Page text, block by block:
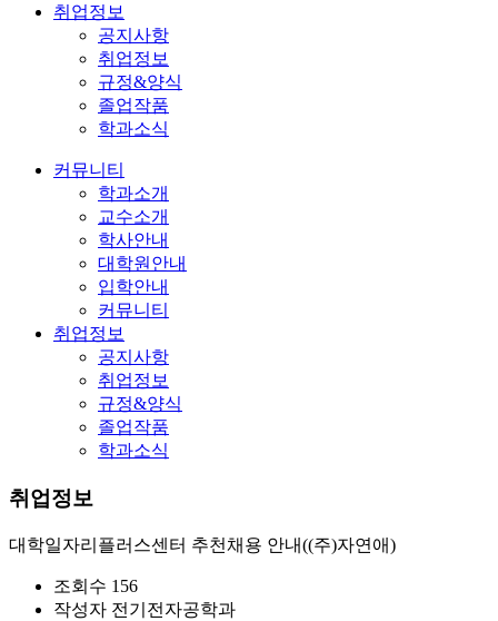
취업정보
공지사항
취업정보
규정&양식
졸업작품
학과소식
커뮤니티
학과소개
교수소개
학사안내
대학원안내
입학안내
커뮤니티
취업정보
공지사항
취업정보
규정&양식
졸업작품
학과소식
취업정보
대학일자리플러스센터 추천채용 안내((주)자연애)
조회수 156
작성자 전기전자공학과